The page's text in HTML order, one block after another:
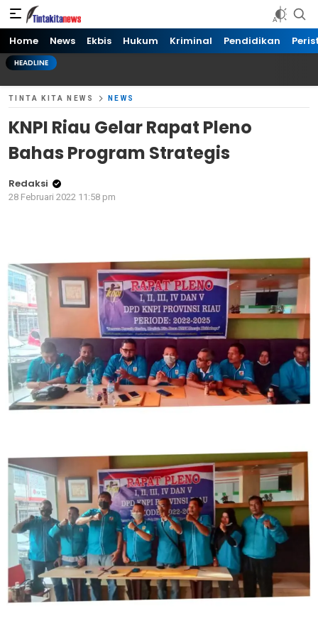
Tinta kita News
Informasi Terkini
Home News Ekbis Hukum Kriminal Pendidikan
HEADLINE
TINTA KITA NEWS NEWS
KNPI Riau Gelar Rapat Pleno
Bahas Program Strategis
Redaksi
28 Februari 2022 11:58 pm